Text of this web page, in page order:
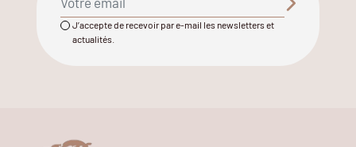
J’accepte de recevoir par e-mail les newsletters et
actualités.